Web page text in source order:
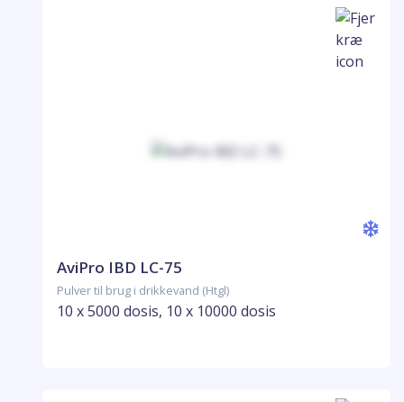
AviPro IBD LC-75
Pulver til brug i drikkevand (Htgl)
10 x 5000 dosis, 10 x 10000 dosis